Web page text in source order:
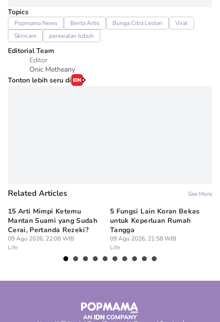
Topics
Popmama News Berita Artis Bunga Citra Lestari
Viral
Skincare
perawatan tubuh
Editorial Team
Editor
Onic Metheany
Tonton lebih seru di
Related Articles See More
15 Arti Mimpi Ketemu
Mantan Suami yang Sudah
Cerai, Pertanda Rezeki?
09 Agu 2026, 22:08 WIB
Life
5 Fungsi Lain Koran Bekas
untuk Keperluan Rumah
Tangga
09 Agu 2026, 21:58 WIB
Life